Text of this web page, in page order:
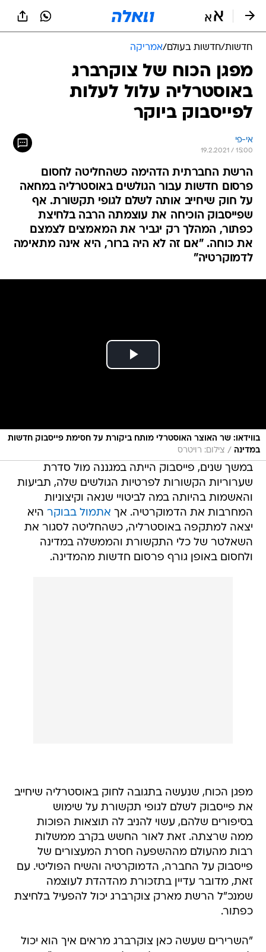
חדשות/חדשות בעולם/אמריקה
מפגן הכוח של צוקרברג
באוסטרליה עלול לעלות
לפייסבוק ביוקר
אי-פי
19.2.2021 / 15:00
הרשת החברתית הדהימה כשהחליטה לחסום
פרסום חדשות עבור הגולשים באוסטרליה במחאה
על חוק שיחייב אותה לשלם לגופי תקשורת. אף
שפייסבוק הוכיחה את עוצמתה הרבה בלחיצת
כפתור, המהלך רק יגביר את המאמצים לצמצם
את כוחה. "אם זה לא היה ברור, היא אינה מתאימה
לדמוקרטיה"
בווידאו: שר האוצר האוסטרלי מותח ביקורת על חסימת פייסבוק חדשות
במדינה / צילום: רויטרס
במשך שנים, פייסבוק הייתה במגננה מול סדרת
שערוריות הקשורות לפרטיות הגולשים שלה, תביעות
והאשמות בהיותה במה לביטויי שנאה וקיצוניות
המחרבות את הדמוקרטיה. אך אתמול בבוקר היא
יצאה למתקפה באוסטרליה, כשהחליטה לסגור את
השאלטר של כלי התקשורת והממשלה במדינה
ולחסום באופן גורף פרסום חדשות מהמדינה.
מפגן הכוח, שנעשה בתגובה לחוק באוסטרליה שיחייב
את פייסבוק לשלם לגופי תקשורת על שימוש
בסיפורים שלהם, עשוי להניב לה תוצאות הפוכות
ממה שרצתה. זאת לאור החשש בקרב ממשלות
רבות מהעולם מההשפעה חסרת המעצורים של
פייסבוק על החברה, הדמוקרטיה והשיח הפוליטי. עם
זאת, מדובר עדיין בתזכורת מהדהדת לעוצמה
שמנכ"ל הרשת מארק צוקרברג יכול להפעיל בלחיצת
כפתור.
"השרירים שעשה כאן צוקרברג מראים איך הוא יכול